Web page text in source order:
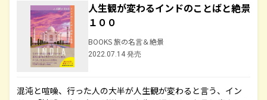
人生観が変わるインドのことばと絶景
１００
BOOKS 旅の名言＆絶景
2022.07.14 発売
混沌と喧噪、行った人の大半が人生観が変わると言う、イン